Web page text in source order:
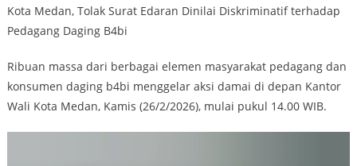
Kota Medan, Tolak Surat Edaran Dinilai Diskriminatif terhadap
Pedagang Daging B4bi
Ribuan massa dari berbagai elemen masyarakat pedagang dan
konsumen daging b4bi menggelar aksi damai di depan Kantor
Wali Kota Medan, Kamis (26/2/2026), mulai pukul 14.00 WIB.